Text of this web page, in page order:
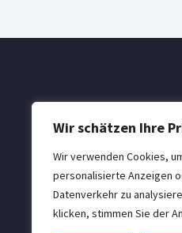
Wir schätzen Ihre
Wir verwenden Cookies,
personalisierte Anzeigen
Datenverkehr zu
klicken, stimmen Sie der